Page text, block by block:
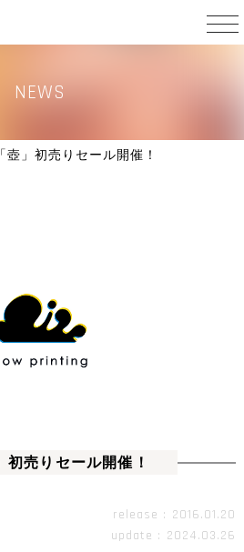
NEWS
壺」初売りセール開催！
初売りセール開催！
release : 2016.01.20
update : 2024.03.26